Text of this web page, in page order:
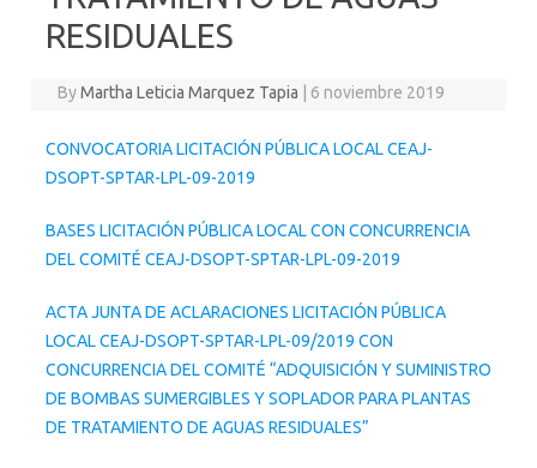
RESIDUALES
ByMartha Leticia Marquez Tapia 6 noviembre 2019
CONVOCATORIA LICITACIÓN PÚBLICA LOCAL CEAJ-
DSOPT-SPTAR-LPL-09-2019
BASES LICITACIÓN PÚBLICA LOCAL CON CONCURRENCIA
DEL COMITÉ CEAJ-DSOPT-SPTAR-LPL-09-2019
ACTA JUNTA DE ACLARACIONES LICITACIÓN PÚBLICA
LOCAL CEAJ-DSOPT-SPTAR-LPL-09/2019 CON
CONCURRENCIA DEL COMITÉ “ADQUISICIÓN Y SUMINISTRO
DE BOMBAS SUMERGIBLES Y SOPLADOR PARA PLANTAS
DE TRATAMIENTO DE AGUAS RESIDUALES”